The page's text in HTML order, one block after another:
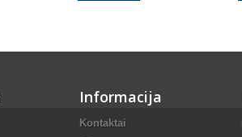
Informacija
Kontaktai